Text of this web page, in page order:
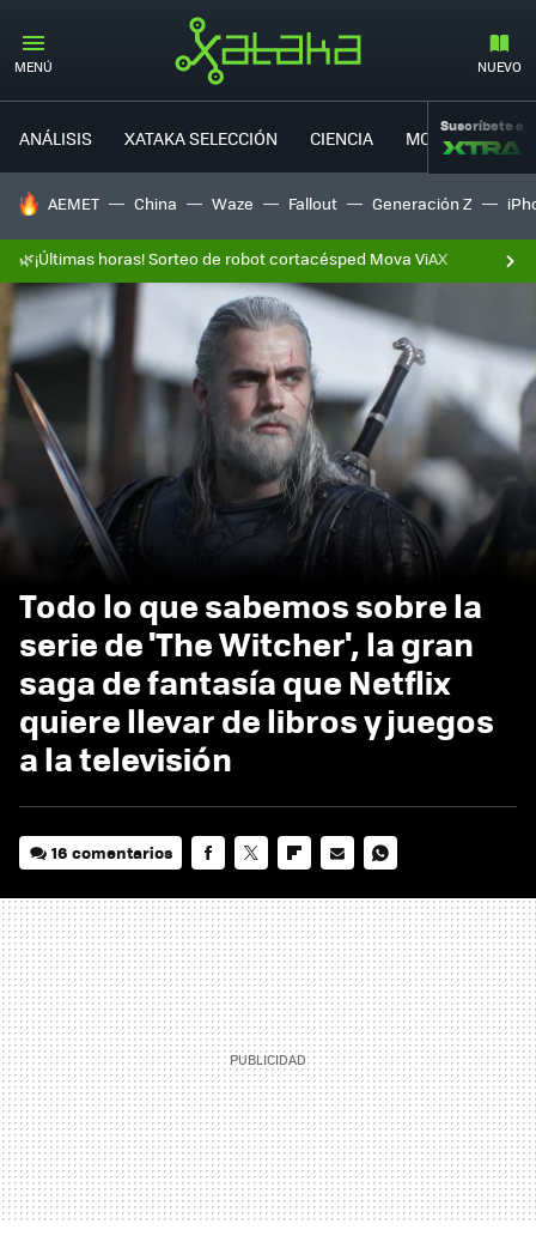
MENÚ NUEVO
ANÁLISIS XATAKA SELECCIÓN CIENCIA MOVILIDAD
Suscríbete a
HOY SE HABLA DE
AEMET China Waze Fallout Generación Z
🌿¡Últimas horas! Sorteo de robot cortacésped Mova ViAX
Todo lo que sabemos sobre la
serie de 'The Witcher', la gran
saga de fantasía que Netflix
quiere llevar de libros y juegos
a la televisión
16 comentarios
MAIL